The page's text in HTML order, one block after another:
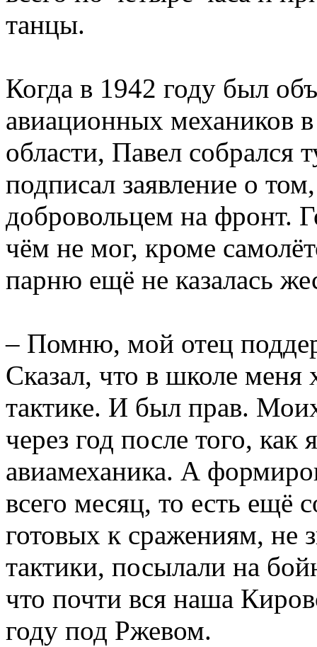
танцы.
Когда в 1942 году был
авиационных механиков
области, Павел собрался
подписал заявление о
добровольцем на фронт.
чём не мог, кроме
парню ещё не казалась
– Помню, мой отец
Сказал, что в школе меня
тактике. И был прав.
через год после того, как
авиамеханика. А
всего месяц, то есть ещё
готовых к сражениям, не
тактики, посылали на
что почти вся наша
году под Ржевом.